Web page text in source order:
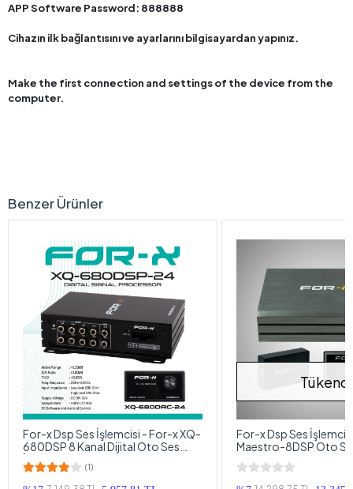
APP Software Password: 888888
Cihazın ilk bağlantısını ve ayarlarını bilgisayardan yapınız.
Make the first connection and settings of the device from the
computer.
Benzer Ürünler
For-x Dsp Ses İşlemcisi - For-x XQ-
680DSP 8 Kanal Dijital Oto Ses
İşlemcisi - Kumandalı
(1)
Tükendi
For-x Dsp Ses
Maestro-8DSP Oto